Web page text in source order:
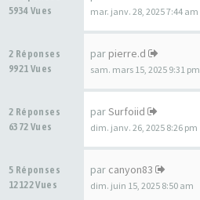
5934 Vues
mar. janv. 28, 2025 7:44 am
2 Réponses
9921 Vues
par pierre.d
sam. mars 15, 2025 9:31 pm
2 Réponses
6372 Vues
parSurfoiid
dim. janv. 26, 2025 8:26 pm
5 Réponses
12122 Vues
par canyon83
dim. juin 15, 2025 8:50 am